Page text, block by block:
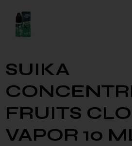
SUIKA
FRUITS
VAPOR 10